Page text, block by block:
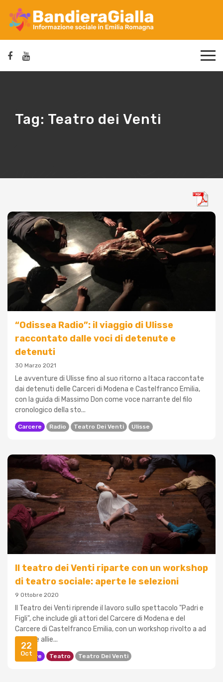
Tag: Teatro dei Venti
“Odissea Radio”: il viaggio di Ulisse
raccontato dalle voci di detenute e
detenuti
30 Marzo 2021
Le avventure di Ulisse fino al suo ritorno a Itaca raccontate
dai detenuti delle Carceri di Modena e Castelfranco Emilia,
con la guida di Massimo Don come voce narrante del filo
cronologico della sto...
Carcere Radio Teatro Dei Venti Ulisse
22
Oct
Il teatro dei Venti riparte con un workshop
di teatro sociale: aperte le selezioni
9 Ottobre 2020
Il Teatro dei Venti riprende il lavoro sullo spettacolo "Padri e
Figli", che include gli attori del Carcere di Modena e del
Carcere di Castelfranco Emilia, con un workshop rivolto a ad
attori e allie...
Carcere Teatro Teatro Dei Venti